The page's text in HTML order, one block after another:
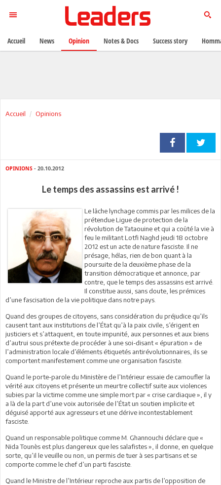
Accueil Opinions
OPINIONS - 20.10.2012
Le temps des assassins est arrivé !
Le lâche lynchage commis par les milices de la
prétendue Ligue de protection de la
révolution de Tataouine et qui a coûté la vie à
feu le militant Lotfi Naghd jeudi 18 octobre
2012 est un acte de nature fasciste. Il ne
présage, hélas, rien de bon quant à la
poursuite de la deuxième phase de la
transition démocratique et annonce, par
contre, que le temps des assassins est arrivé.
Il constitue aussi, sans doute, les prémices
d’une fascisation de la vie politique dans notre pays.
Quand des groupes de citoyens, sans considération du préjudice qu’ils
causent tant aux institutions de l’État qu’à la paix civile, s’érigent en
justiciers et s’attaquent, en toute impunité, aux personnes et aux biens
d’autrui sous prétexte de procéder à une soi-disant « épuration » de
l’administration locale d’éléments étiquetés antirévolutionnaires, ils se
comportent manifestement comme une organisation fasciste.
Quand le porte-parole du Ministère de l’Intérieur essaie de camoufler la
vérité aux citoyens et présente un meurtre collectif suite aux violences
subies par la victime comme une simple mort par « crise cardiaque », il y
a là de la part d’une voix autorisée de l’État un soutien implicite et
déguisé apporté aux agresseurs et une dérive incontestablement
fasciste.
Quand un responsable politique comme M. Ghannouchi déclare que «
Nida Tounès est plus dangereux que les salafistes », il donne, en quelque
sorte, qu’il le veuille ou non, un permis de tuer à ses partisans et se
comporte comme le chef d’un parti fasciste.
Quand le Ministre de l’Intérieur reproche aux partis de l’opposition de
Accueil News Opinion Notes & Docs Success story